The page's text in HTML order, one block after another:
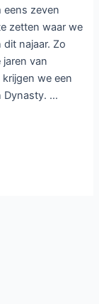
eens zeven
zetten waar we
najaar. Zo
van
we een
Dynasty. …